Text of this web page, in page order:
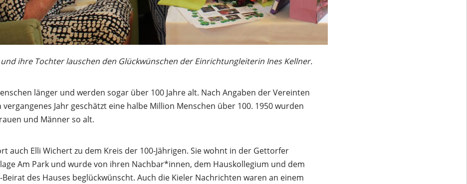
ihre Tochter lauschen den Glückwünschen der Einrichtungleiterin Ines Kellner.
länger und werden sogar über 100 Jahre alt. Nach Angaben der Vereinten
Jahr geschätzt eine halbe Million Menschen über 100. 1950 wurden
und Männer so alt.
auch Elli Wichert zu dem Kreis der 100-Jährigen. Sie wohnt in der Gettorfer
Am Park und wurde von ihren Nachbar*innen, dem Hauskollegium und dem
des Hauses beglückwünscht. Auch die Kieler Nachrichten waren an einem